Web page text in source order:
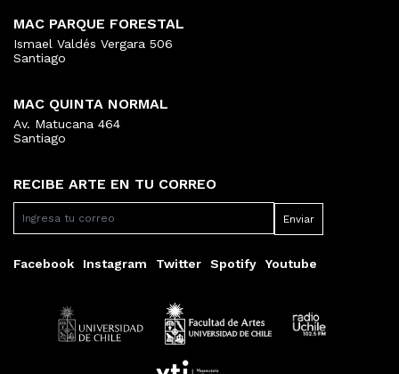
RECIBE ARTE EN TU CORREO
Facebook Instagram Twitter Spotify Youtube
MAC PARQUE FORESTAL
Ismael Valdés Vergara 506
Santiago
MAC QUINTA NORMAL
Av. Matucana 464
Santiago